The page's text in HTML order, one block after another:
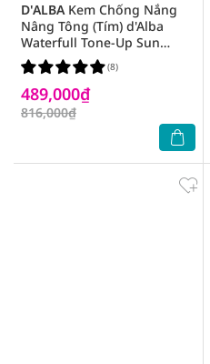
D'ALBAKem Chống Nắng
Nâng Tông (Tím) d'Alba
Waterfull Tone-Up Sun
Cream SPF50 + PA ++++
(Purple) 50ml
489,000₫
816,000₫
(8)